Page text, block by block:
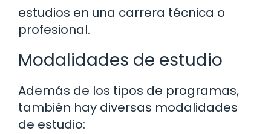
estudios en una carrera técnica o
profesional.
Modalidades de estudio
Además de los tipos de programas,
también hay diversas modalidades
de estudio: